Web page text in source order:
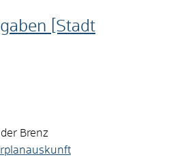
[Stadt
Brenz